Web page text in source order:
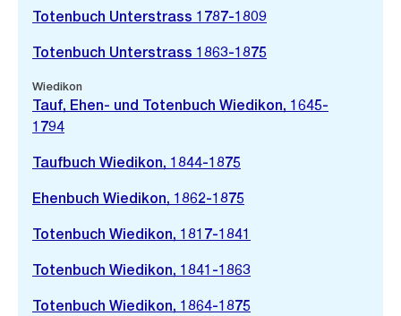
Totenbuch Unterstrass 1787-1809
Totenbuch Unterstrass 1863-1875
Wiedikon
Tauf, Ehen- und Totenbuch Wiedikon, 1645-
1794
Taufbuch Wiedikon, 1844-1875
Ehenbuch Wiedikon, 1862-1875
Totenbuch Wiedikon, 1817-1841
Totenbuch Wiedikon, 1841-1863
Totenbuch Wiedikon, 1864-1875